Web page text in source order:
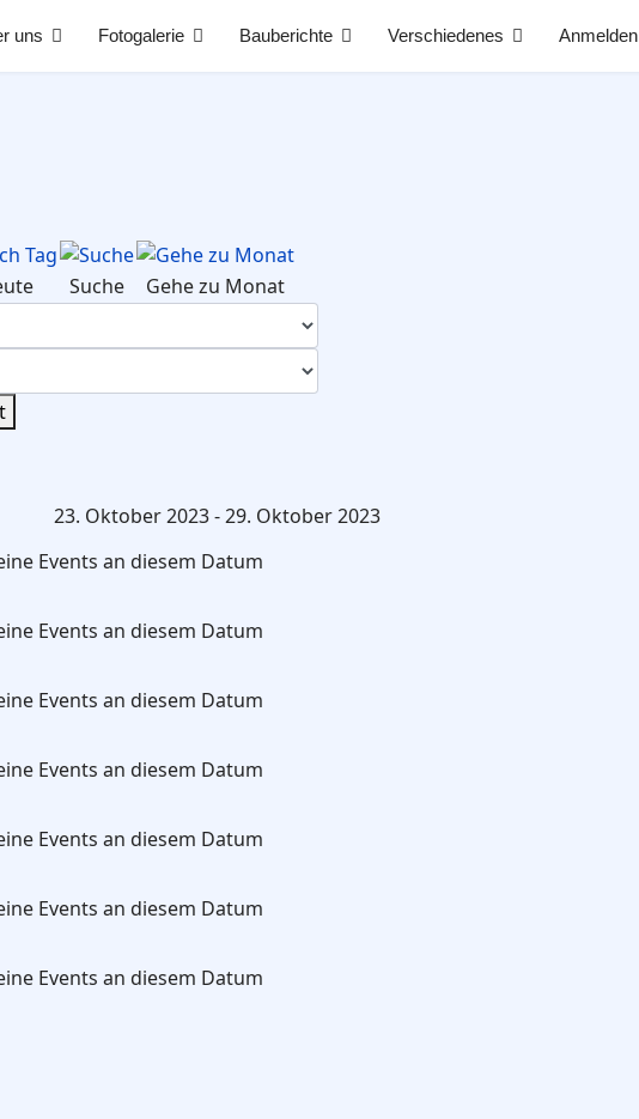
uns Fotogalerie Bauberichte Verschiedenes Anmelden
Suche Gehe zu Monat
23. Oktober 2023 - 29. Oktober 2023
Events an diesem Datum
Events an diesem Datum
Events an diesem Datum
Events an diesem Datum
Events an diesem Datum
Events an diesem Datum
Events an diesem Datum